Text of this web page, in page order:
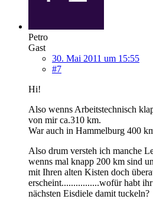
Petro
Gast
30. Mai 2011 um 15:55
#7
Hi!
Also wenns Arbeitstechnisch
von mir ca.310 km.
War auch in Hammelburg 400
Also drum versteh ich manche
wenns mal knapp 200 km sind
mit Ihren alten Kisten doch
erscheint................wofür habt
nächsten Eisdiele damit tuckeln?